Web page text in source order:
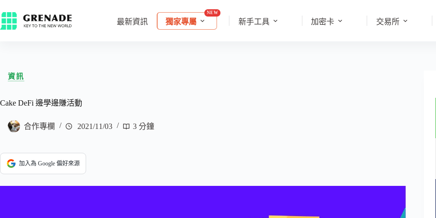
最新資訊 獨家專屬 新手工具 加密卡 交易所
資訊
Cake DeFi 邊學邊賺活動
合作專欄 2021/11/03 3 分鐘
加入為 Google 偏好來源